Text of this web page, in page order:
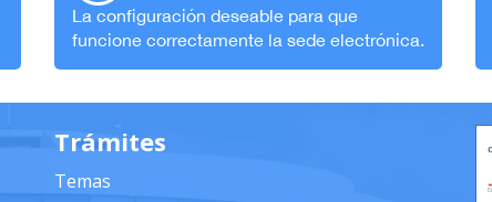
La configuración deseable para que
funcione correctamente la sede electrónica.
Trámites
Temas